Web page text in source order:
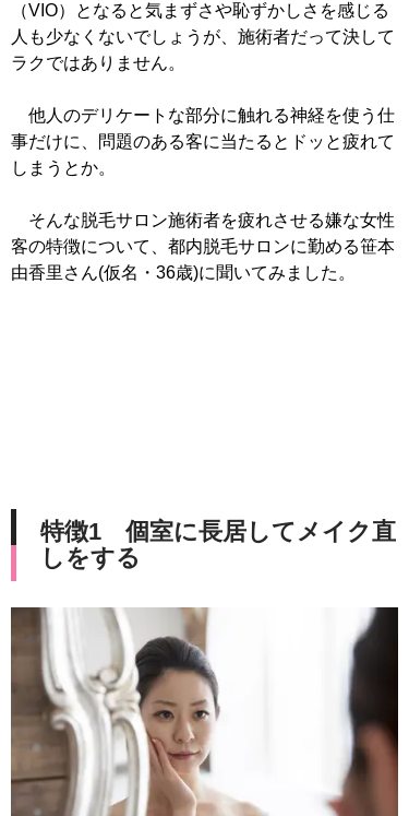
（VIO）となると気まずさや恥ずかしさを感じる
人も少なくないでしょうが、施術者だって決して
ラクではありません。
他人のデリケートな部分に触れる神経を使う仕
事だけに、問題のある客に当たるとドッと疲れて
しまうとか。
そんな脱毛サロン施術者を疲れさせる嫌な女性
客の特徴について、都内脱毛サロンに勤める笹本
由香里さん(仮名・36歳)に聞いてみました。
特徴1 個室に長居してメイク直
しをする